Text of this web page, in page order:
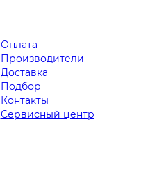
Оплата
Производители
Доставка
Подбор
Контакты
Сервисный центр